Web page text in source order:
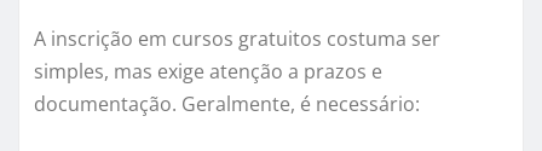
A inscrição em cursos gratuitos costuma ser
simples, mas exige atenção a prazos e
documentação. Geralmente, é necessário: